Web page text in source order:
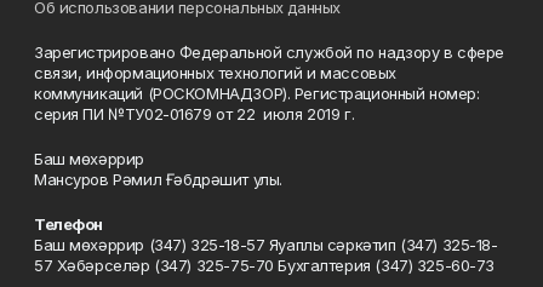
Об использовании персональных данных
Зарегистрировано Федеральной службой по надзору в сфере
связи, информационных технологий и массовых
коммуникаций (РОСКОМНАДЗОР). Регистрационный номер:
серия ПИ №ТУ02-01679 от 22 июля 2019 г.
Баш мөхәррир
Мансуров Рәмил Ғәбдрәшит улы.
Телефон
Баш мөхәррир (347) 325-18-57 Яуаплы сәркәтип (347) 325-18-
57 Хәбәрселәр (347) 325-75-70 Бухгалтерия (347) 325-60-73